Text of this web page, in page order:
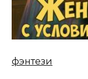
фэнтези